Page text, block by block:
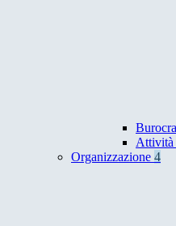
Attività
Organizzazione 4